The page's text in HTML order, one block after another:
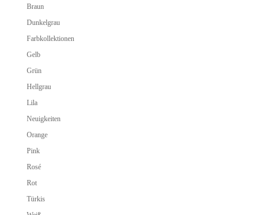
Braun
Dunkelgrau
Farbkollektionen
Gelb
Grün
Hellgrau
Lila
Neuigkeiten
Orange
Pink
Rosé
Rot
Türkis